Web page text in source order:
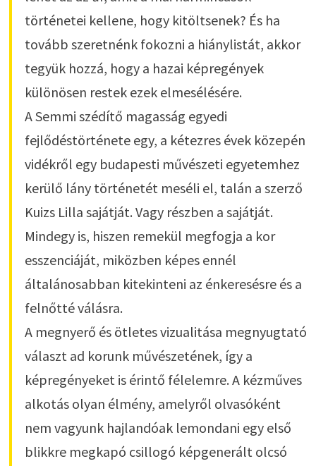
történetei kellene, hogy kitöltsenek? És ha
tovább szeretnénk fokozni a hiánylistát, akkor
tegyük hozzá, hogy a hazai képregények
különösen restek ezek elmesélésére.
A Semmi szédítő magasság egyedi
fejlődéstörténete egy, a kétezres évek közepén
vidékről egy budapesti művészeti egyetemhez
kerülő lány történetét meséli el, talán a szerző
Kuizs Lilla sajátját. Vagy részben a sajátját.
Mindegy is, hiszen remekül megfogja a kor
esszenciáját, miközben képes ennél
általánosabban kitekinteni az énkeresésre és a
felnőtté válásra.
A megnyerő és ötletes vizualitása megnyugtató
választ ad korunk művészetének, így a
képregényeket is érintő félelemre. A kézműves
alkotás olyan élmény, amelyről olvasóként
nem vagyunk hajlandóak lemondani egy első
blikkre megkapó csillogó képgenerált olcsó